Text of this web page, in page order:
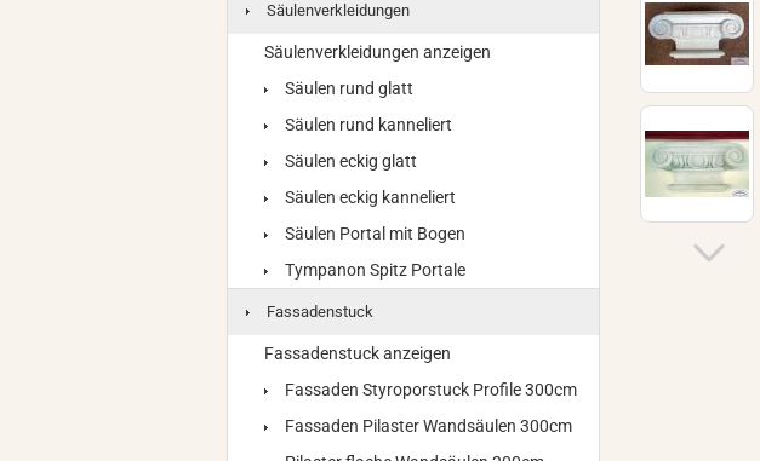
Säulenverkleidungen
Säulenverkleidungen anzeigen
Säulen rund glatt
Säulen rund kanneliert
Säulen eckig glatt
Säulen eckig kanneliert
Säulen Portal mit Bogen
Tympanon Spitz Portale
Fassadenstuck
Fassadenstuck anzeigen
Fassaden Styroporstuck Profile 300cm
Fassaden Pilaster Wandsäulen 300cm